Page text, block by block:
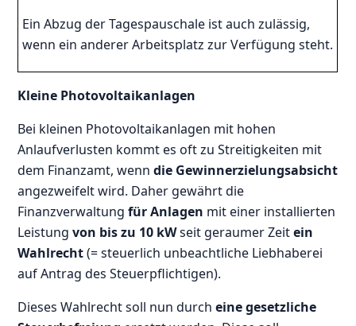
Ein Abzug der Tagespauschale ist auch zulässig,
wenn ein anderer Arbeitsplatz zur Verfügung steht.
Kleine Photovoltaikanlagen
Bei kleinen Photovoltaikanlagen mit hohen
Anlaufverlusten kommt es oft zu Streitigkeiten mit
dem Finanzamt, wenndie Gewinnerzielungsabsicht
angezweifelt wird. Daher gewährt die
Finanzverwaltungfür Anlagen mit einer installierten
Leistungvon bis zu 10 kWseit geraumer Zeitein
Wahlrecht(= steuerlich unbeachtliche Liebhaberei
auf Antrag des Steuerpflichtigen).
Dieses Wahlrecht soll nun durcheine gesetzliche